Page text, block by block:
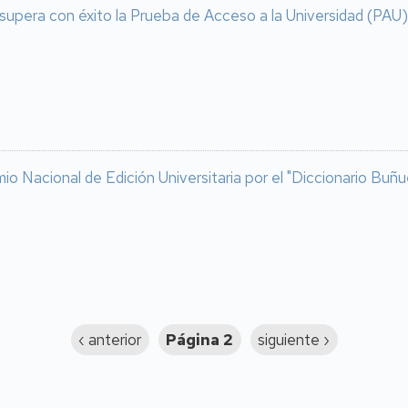
con éxito la Prueba de Acceso a la Universidad
Nacional de Edición Universitaria por el "Diccionario
Página
‹ anterior Página 2
Siguiente
siguiente ›